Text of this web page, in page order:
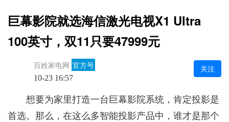
巨幕影院就选海信激光电视X1 Ultra
100英寸，双11只要47999元
百姓家电网 官方号
10-23 16:57
关注
想要为家里打造一台巨幕影院系统，肯定投影是
首选。那么，在这么多智能投影产品中，谁才是那个